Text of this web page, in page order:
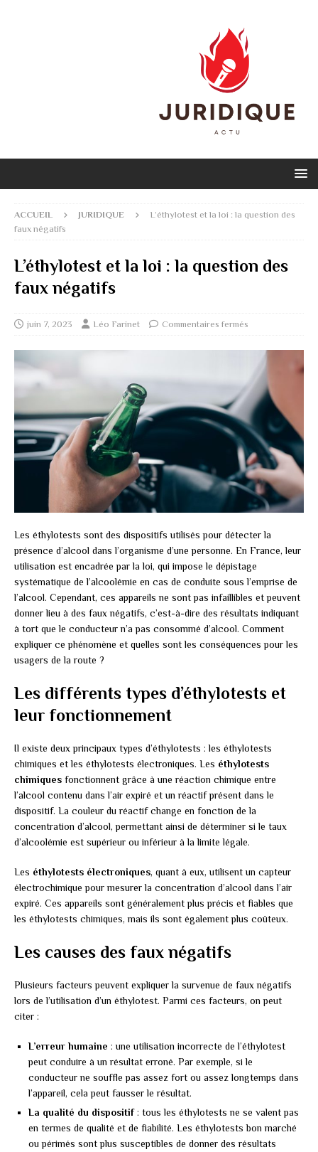
ACCUEIL JURIDIQUE
L’éthylotest et la loi : la question des
faux négatifs
L’éthylotest et la loi : la question des
faux négatifs
juin 7, 2023 Léo Farinet Commentaires fermés
Les éthylotests sont des dispositifs utilisés pour détecter la
présence d’alcool dans l’organisme d’une personne. En France, leur
utilisation est encadrée par la loi, qui impose le dépistage
systématique de l’alcoolémie en cas de conduite sous l’emprise de
l’alcool. Cependant, ces appareils ne sont pas infaillibles et peuvent
donner lieu à des faux négatifs, c’est-à-dire des résultats indiquant
à tort que le conducteur n’a pas consommé d’alcool. Comment
expliquer ce phénomène et quelles sont les conséquences pour les
usagers de la route ?
Les différents types d’éthylotests et
leur fonctionnement
Il existe deux principaux types d’éthylotests : les éthylotests
chimiques et les éthylotests électroniques. Les éthylotests
chimiques fonctionnent grâce à une réaction chimique entre
l’alcool contenu dans l’air expiré et un réactif présent dans le
dispositif. La couleur du réactif change en fonction de la
concentration d’alcool, permettant ainsi de déterminer si le taux
d’alcoolémie est supérieur ou inférieur à la limite légale.
Les éthylotests électroniques, quant à eux, utilisent un capteur
électrochimique pour mesurer la concentration d’alcool dans l’air
expiré. Ces appareils sont généralement plus précis et fiables que
les éthylotests chimiques, mais ils sont également plus coûteux.
Les causes des faux négatifs
Plusieurs facteurs peuvent expliquer la survenue de faux négatifs
lors de l’utilisation d’un éthylotest. Parmi ces facteurs, on peut
citer :
L’erreur humaine : une utilisation incorrecte de l’éthylotest
peut conduire à un résultat erroné. Par exemple, si le
conducteur ne souffle pas assez fort ou assez longtemps dans
l’appareil, cela peut fausser le résultat.
La qualité du dispositif: tous les éthylotests ne se valent pas
en termes de qualité et de fiabilité. Les éthylotests bon marché
ou périmés sont plus susceptibles de donner des résultats